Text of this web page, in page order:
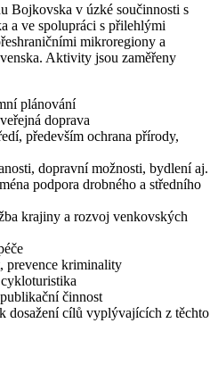
Bojkovska v úzké součinnosti s
a ve spolupráci s přilehlými
mikroregiony a
Aktivity jsou zaměřeny
plánování
doprava
především ochrana přírody,
dopravní možnosti, bydlení aj.
podpora drobného a středního
krajiny a rozvoj venkovských
prevence kriminality
činnost
dosažení cílů vyplývajících z těchto